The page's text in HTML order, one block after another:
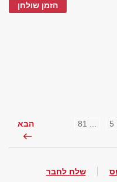
הזמן שולחן
5 הבא
שלח לחבר